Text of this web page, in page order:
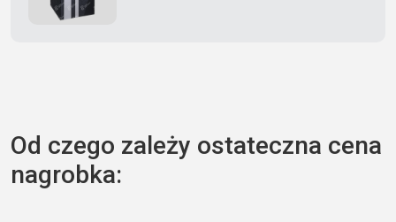
Książka 2
Od czego zależy ostateczna cena
nagrobka: